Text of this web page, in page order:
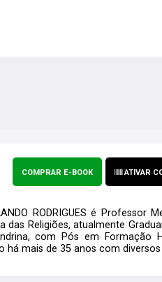
COMPRAR E-BOOK ATIVAR
RODRIGUES é
das Religiões, atualmente
com Pós em Formação
há mais de 35 anos com